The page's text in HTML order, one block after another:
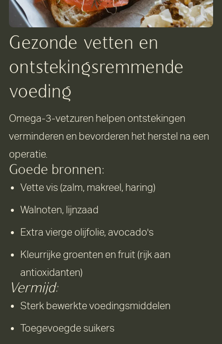
Gezonde vetten en
ontstekingsremmende
voeding
Omega-3-vetzuren helpen ontstekingen
verminderen en bevorderen het herstel na een
operatie.
Goede bronnen:
Vette vis (zalm, makreel, haring)
Walnoten, lijnzaad
Extra vierge olijfolie, avocado's
Kleurrijke groenten en fruit (rijk aan
antioxidanten)
Vermijd:
Sterk bewerkte voedingsmiddelen
Toegevoegde suikers